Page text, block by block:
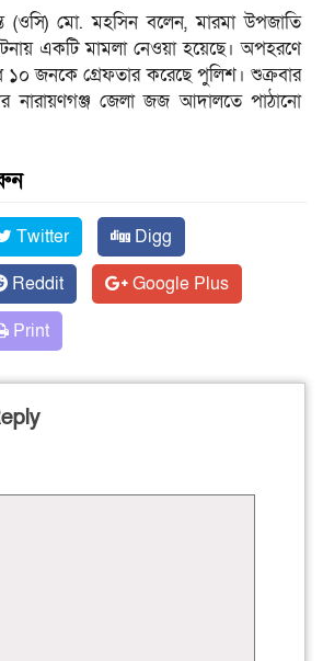
(ওসি) মো. মহসিন বলেন, মারমা উপজাতি
একটি মামলা নেওয়া হয়েছে। অপহরণে
১০ জনকে গ্রেফতার করেছে পুলিশ। শুক্রবার
নারায়ণগঞ্জ জেলা জজ আদালতে পাঠানো
Twitter
Digg
Reddit
Google Plus
Print